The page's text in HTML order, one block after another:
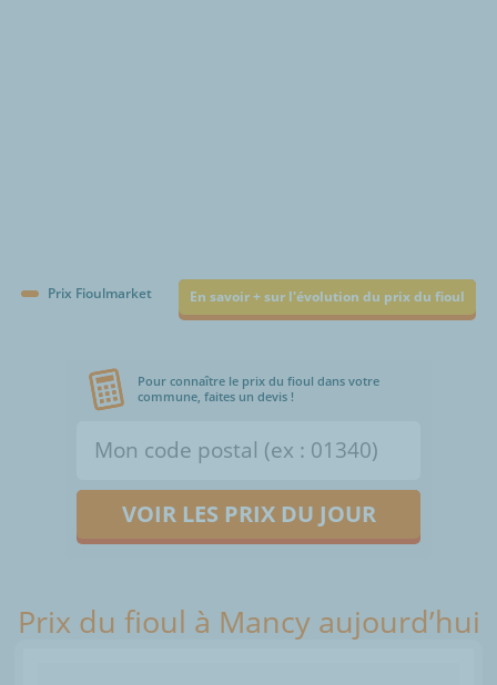
Prix Fioulmarket En savoir + sur l'évolution du prix du fioul
Pour connaître le prix du fioul dans votre
commune, faites un devis !
VOIR LES PRIX DU JOUR
Prix du fioul à Mancy aujourd’hui